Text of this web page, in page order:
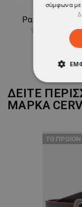
1,74 €
ΔΕΙΤΕ
ΜΑΡΚΑ
ТΟ ΠΡΟΪΌΝ
σύμφωνα με